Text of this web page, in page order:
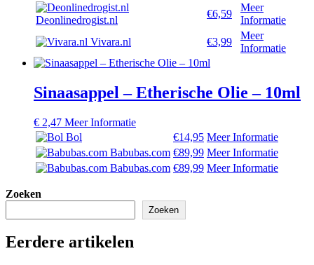
Deonlinedrogist.nl
€6,59
Meer
Informatie
Vivara.nl
€3,99
Meer
Informatie
Sinaasappel – Etherische Olie – 10ml
€ 2,47 Meer Informatie
Bol
€14,95 Meer Informatie
Babubas.com €89,99 Meer Informatie
Babubas.com €89,99 Meer Informatie
Zoeken
Zoeken
Eerdere artikelen